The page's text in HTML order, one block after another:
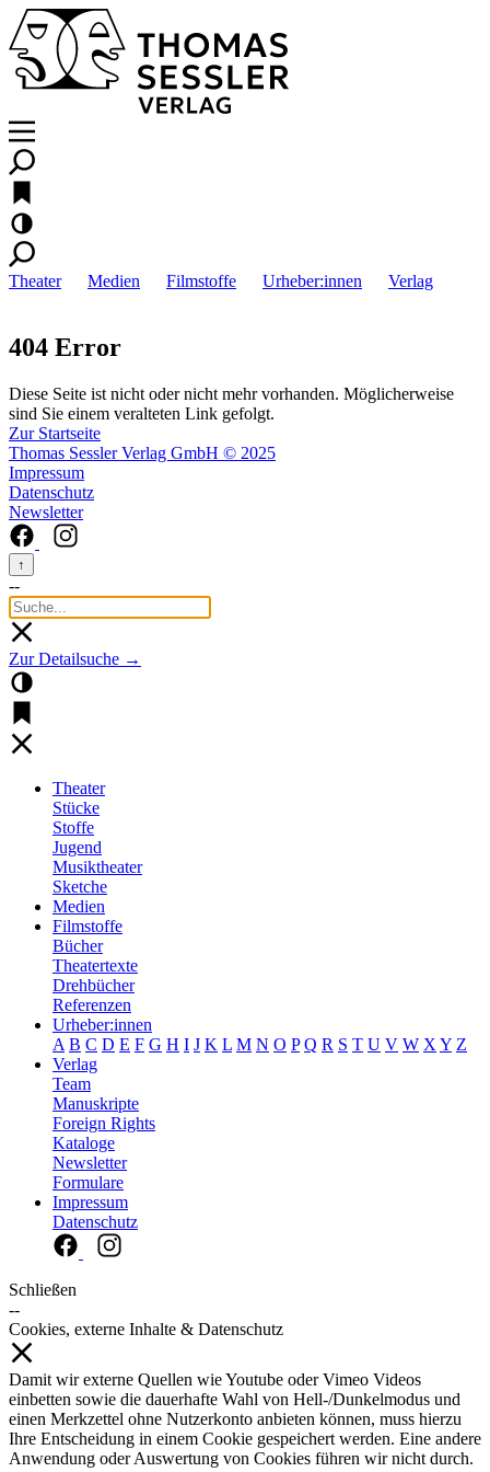
Theater Medien Filmstoffe Urheber:innen Verlag
404 Error
Diese Seite ist nicht oder nicht mehr vorhanden. Möglicherweise
sind Sie einem veralteten Link gefolgt.
Zur Startseite
Thomas Sessler Verlag GmbH © 2025
Impressum
Datenschutz
Newsletter
↑
--
Zur Detailsuche →
Theater
Stücke
Stoffe
Jugend
Musiktheater
Sketche
Medien
Filmstoffe
Bücher
Theatertexte
Drehbücher
Referenzen
Urheber:innen
A B C D E F G H I J K L M N O P Q R S T U V W X Y Z
Verlag
Team
Manuskripte
Foreign Rights
Kataloge
Newsletter
Formulare
Impressum
Datenschutz
Schließen
--
Cookies, externe Inhalte & Datenschutz
Damit wir externe Quellen wie Youtube oder Vimeo Videos
einbetten sowie die dauerhafte Wahl von Hell-/Dunkelmodus und
einen Merkzettel ohne Nutzerkonto anbieten können, muss hierzu
Ihre Entscheidung in einem Cookie gespeichert werden. Eine andere
Anwendung oder Auswertung von Cookies führen wir nicht durch.